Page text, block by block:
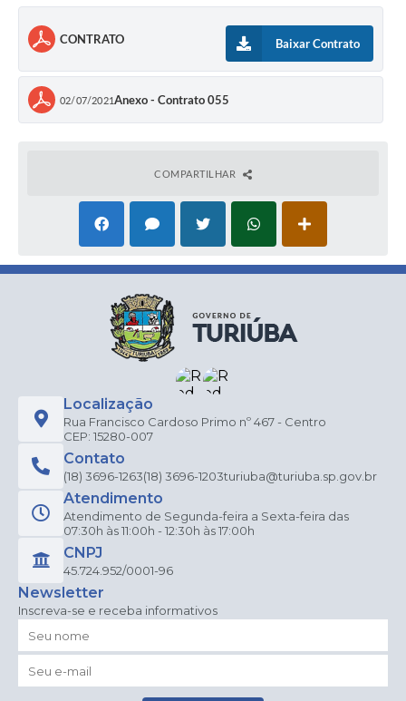
CONTRATO Baixar Contrato
02/07/2021Anexo - Contrato 055
COMPARTILHAR
Localização
Rua Francisco Cardoso Primo nº 467 - Centro
CEP: 15280-007
Contato
(18) 3696-1263(18) 3696-1203turiuba@turiuba.sp.gov.br
Atendimento
Atendimento de Segunda-feira a Sexta-feira das
07:30h às 11:00h - 12:30h às 17:00h
CNPJ
45.724.952/0001-96
Newsletter
Inscreva-se e receba informativos